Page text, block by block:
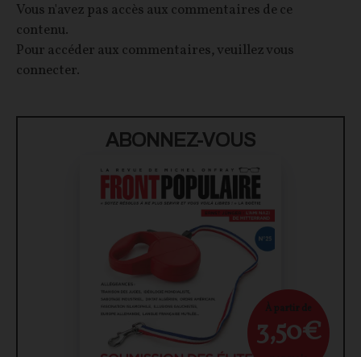
Vous n'avez pas accès aux commentaires de ce
contenu.
Pour accéder aux commentaires, veuillez vous
connecter.
ABONNEZ-VOUS
À partir de
3,50€